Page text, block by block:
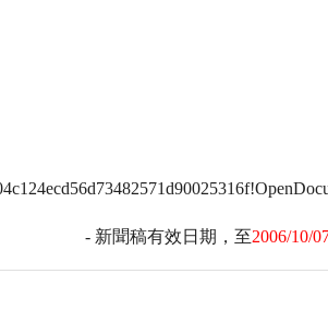
- 新聞稿有效日期，至2006/10/